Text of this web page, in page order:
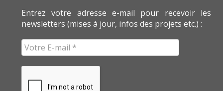
Entrez votre adresse e-mail pour recevoir les
newsletters (mises à jour, infos des projets etc.) :